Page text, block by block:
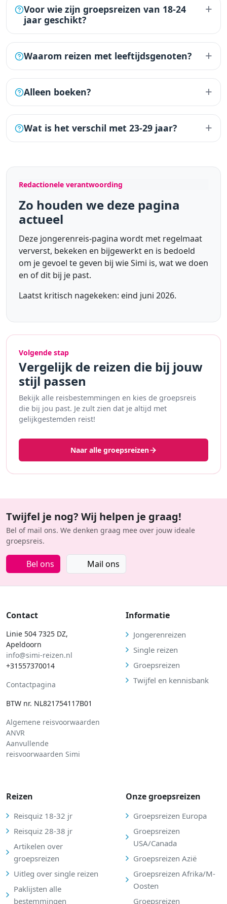
Voor wie zijn groepsreizen van 18-24
jaar geschikt?
+
Waarom reizen met leeftijdsgenoten? +
Alleen boeken? +
Wat is het verschil met 23-29 jaar? +
Redactionele verantwoording
Zo houden we deze pagina
actueel
Deze jongerenreis-pagina wordt met regelmaat
ververst, bekeken en bijgewerkt en is bedoeld
om je gevoel te geven bij wie Simi is, wat we doen
en of dit bij je past.
Laatst kritisch nagekeken: eind juni 2026.
Volgende stap
Vergelijk de reizen die bij jouw
stijl passen
Bekijk alle reisbestemmingen en kies de groepsreis
die bij jou past. Je zult zien dat je altijd met
gelijkgestemden reist!
Naar alle groepsreizen
Twijfel je nog? Wij helpen je graag!
Bel of mail ons. We denken graag mee over jouw ideale
groepsreis.
Bel ons Mail ons
Contact
Linie 504 7325 DZ,
Apeldoorn
info@simi-reizen.nl
+31557370014
Contactpagina
BTW nr. NL821754117B01
Algemene reisvoorwaarden
ANVR
Aanvullende
reisvoorwaarden Simi
Informatie
Jongerenreizen
Single reizen
Groepsreizen
Twijfel en kennisbank
Reizen
Reisquiz 18-32 jr
Reisquiz 28-38 jr
Artikelen over
groepsreizen
Uitleg over single reizen
Paklijsten alle
bestemmingen
Onze groepsreizen
Groepsreizen Europa
Groepsreizen
USA/Canada
Groepsreizen Azië
Groepsreizen Afrika/M-
Oosten
Groepsreizen